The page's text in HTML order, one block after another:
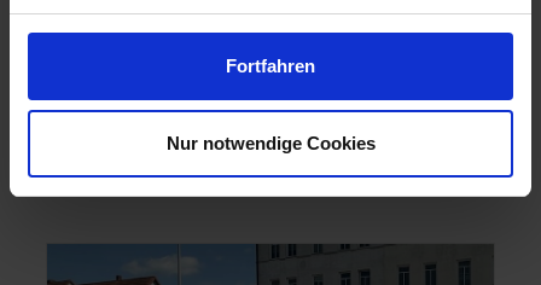
Fortfahren
Nur notwendige Cookies
Diese umfasst zwei unserer
Fahrradüberdachungen Economy sowie unsere